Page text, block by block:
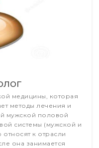
медицины, которая
методы лечения и
мужской половой
системы (мужской и
к отрасли
она занимается